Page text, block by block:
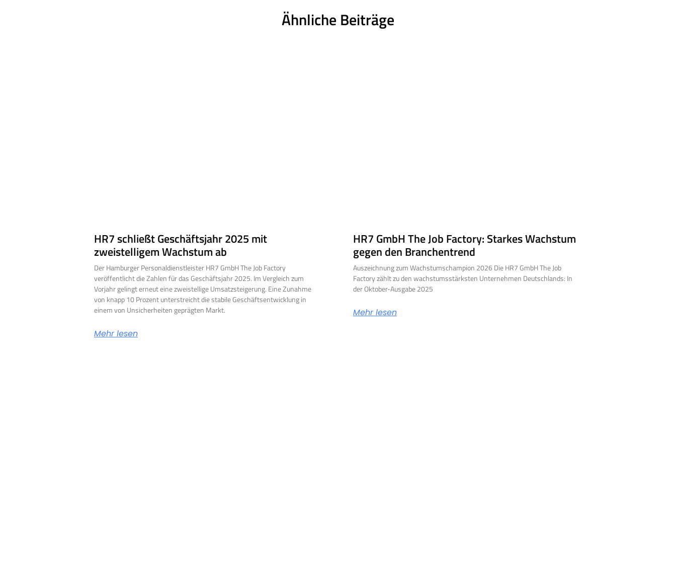
Ähnliche Beiträge
HR7 schließt Geschäftsjahr 2025 mit
zweistelligem Wachstum ab
Der Hamburger Personaldienstleister HR7 GmbH The Job Factory
veröffentlicht die Zahlen für das Geschäftsjahr 2025. Im Vergleich zum
Vorjahr gelingt erneut eine zweistellige Umsatzsteigerung. Eine Zunahme
von knapp 10 Prozent unterstreicht die stabile Geschäftsentwicklung in
einem von Unsicherheiten geprägten Markt.
Mehr lesen
HR7 GmbH The Job Factory: Starkes Wachstum
gegen den Branchentrend
Auszeichnung zum Wachstumschampion 2026 Die HR7 GmbH The Job
Factory zählt zu den wachstumsstärksten Unternehmen Deutschlands: In
der Oktober-Ausgabe 2025
Mehr lesen